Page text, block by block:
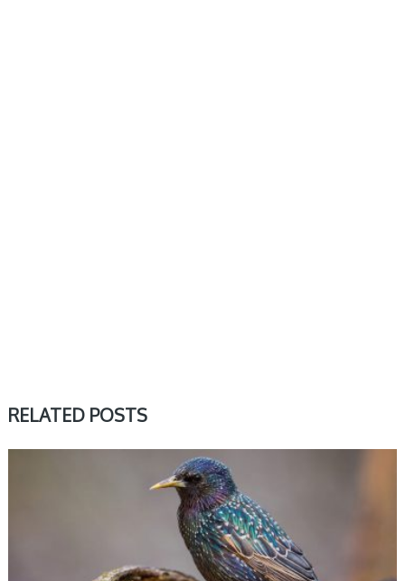
RELATED POSTS